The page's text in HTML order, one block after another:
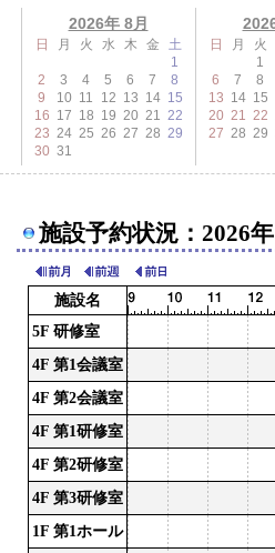
2026年 8月
日 月 火 水 木 金
土
1
2
3 4 5 6 7
8
9
10 11 12 13 14 15
16 17 18 19 20 21 22
23 24 25 26 27 28 29
30 31
日 月 火
1
6
7 8
13 14 15
20 21 22
27 28 29
施設予約状況：2026
施設名
5F 研修室
4F 第1会議室
4F 第2会議室
4F 第1研修室
4F 第2研修室
4F 第3研修室
1F 第1ホール